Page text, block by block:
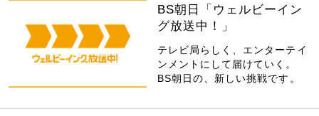
BS朝日「ウェルビーイン
グ放送中！」
テレビ局らしく、エンターテイ
ンメントにして届けていく。
BS朝日の、新しい挑戦です。